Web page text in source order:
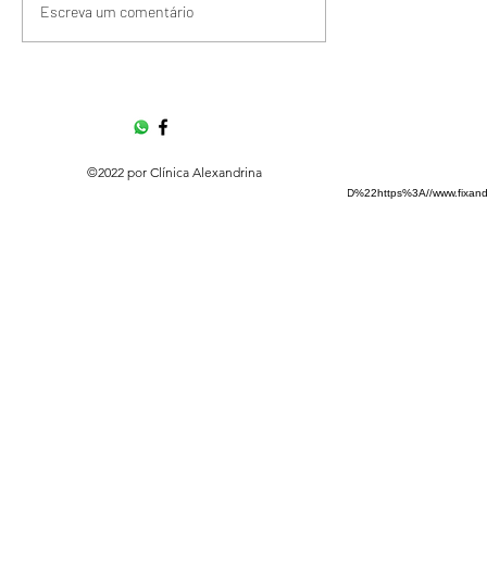
Escreva um comentário
©2022 por Clínica Alexandrina
https://www.fixando.pt/me/account/widgets#:~:text=%3Ca%20href%3D%22https%3A//